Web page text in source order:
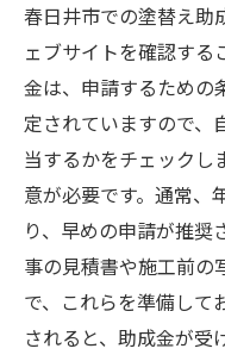
春日井市での塗替え助
ェブサイトを確認する
金は、申請するための
定されていますので、
当するかをチェックし
意が必要です。通常、
り、早めの申請が推奨
事の見積書や施工前の
で、これらを準備して
されると、助成金が受